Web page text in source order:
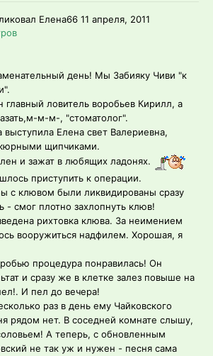
Елена66 11 апреля, 2011
день! Мы Забияку Чиви "к
главный ловитель воробьев Кирилл, а
м-м-, "стоматолог".
выступила Елена свет Валериевна,
щипчиками.
и зажат в любящих ладонях.
приступить к операции.
с клювом были ликвидированы сразу
- смог плотно захлопнуть клюв!
рихтовка клюва. За неимением
вооружиться надфилем. Хорошая, я
процедура понравилась! Он
и сразу же в клетке залез повыше на
И пел до вечера!
раз в день ему Чайковского
рядом нет. В соседней комнате слышу,
А теперь, с обновленным
не так уж и нужен - песня сама